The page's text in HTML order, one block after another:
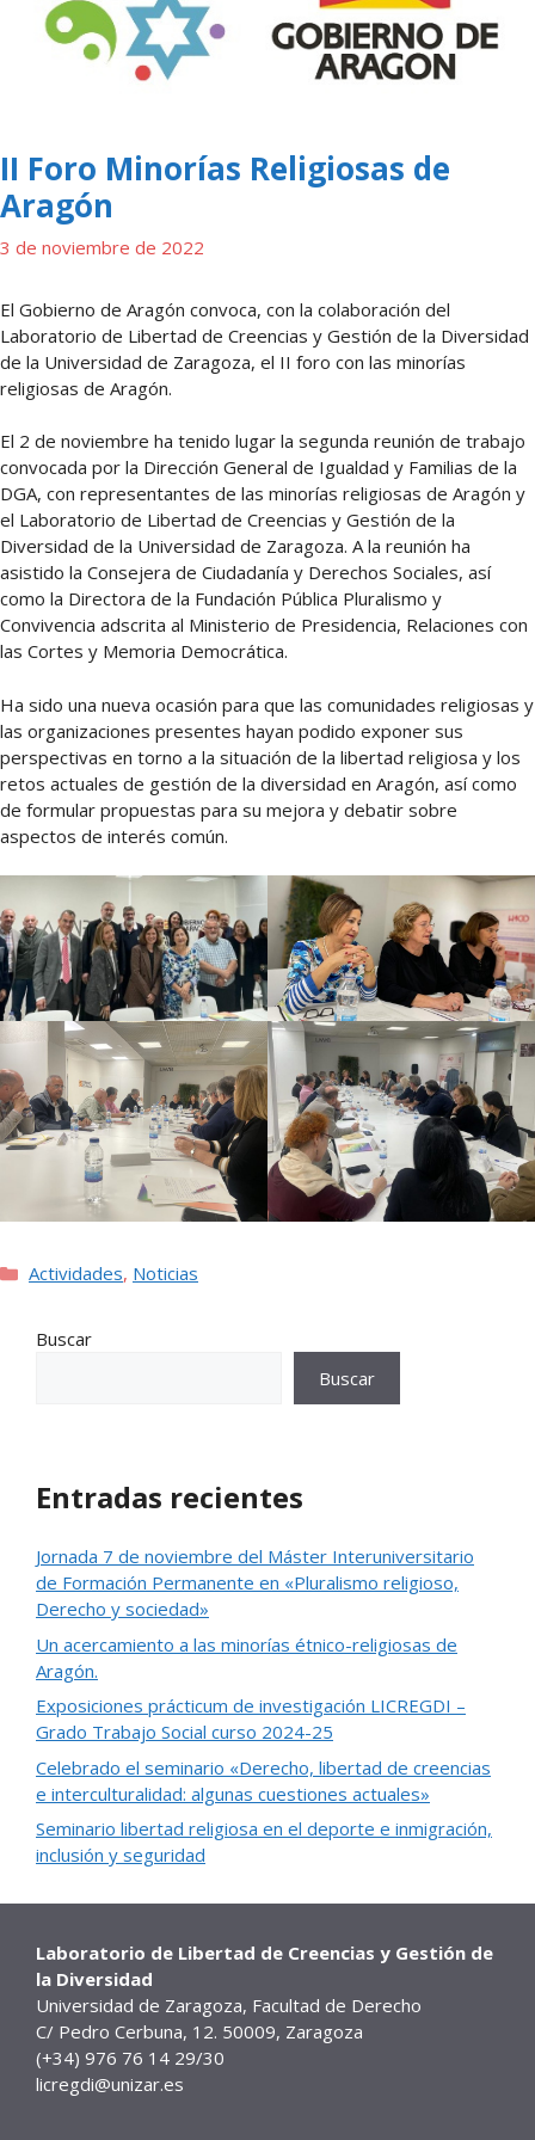
II Foro Minorías Religiosas de
Aragón
3 de noviembre de 2022
El Gobierno de Aragón convoca, con la colaboración del
Laboratorio de Libertad de Creencias y Gestión de la Diversidad
de la Universidad de Zaragoza, el II foro con las minorías
religiosas de Aragón.
El 2 de noviembre ha tenido lugar la segunda reunión de trabajo
convocada por la Dirección General de Igualdad y Familias de la
DGA, con representantes de las minorías religiosas de Aragón y
el Laboratorio de Libertad de Creencias y Gestión de la
Diversidad de la Universidad de Zaragoza. A la reunión ha
asistido la Consejera de Ciudadanía y Derechos Sociales, así
como la Directora de la Fundación Pública Pluralismo y
Convivencia adscrita al Ministerio de Presidencia, Relaciones con
las Cortes y Memoria Democrática.
Ha sido una nueva ocasión para que las comunidades religiosas y
las organizaciones presentes hayan podido exponer sus
perspectivas en torno a la situación de la libertad religiosa y los
retos actuales de gestión de la diversidad en Aragón, así como
de formular propuestas para su mejora y debatir sobre
aspectos de interés común.
Categorías
Actividades, Noticias
Buscar
Buscar
Entradas recientes
Jornada 7 de noviembre del Máster Interuniversitario
de Formación Permanente en «Pluralismo religioso,
Derecho y sociedad»
Un acercamiento a las minorías étnico-religiosas de
Aragón.
Exposiciones prácticum de investigación LICREGDI –
Grado Trabajo Social curso 2024-25
Celebrado el seminario «Derecho, libertad de creencias
e interculturalidad: algunas cuestiones actuales»
Seminario libertad religiosa en el deporte e inmigración,
inclusión y seguridad
Laboratorio de Libertad de Creencias y Gestión de
la Diversidad
Universidad de Zaragoza, Facultad de Derecho
C/ Pedro Cerbuna, 12. 50009, Zaragoza
(+34) 976 76 14 29/30
licregdi@unizar.es